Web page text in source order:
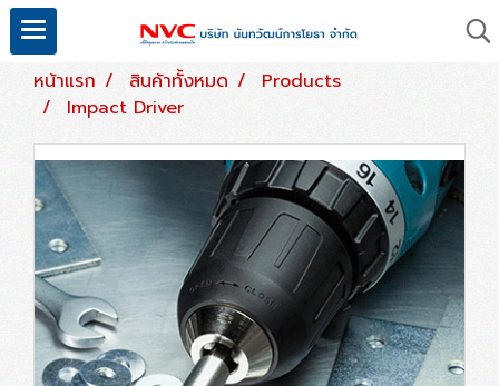
หน้าแรก สินค้าทั้งหมด
Products
Impact Driver